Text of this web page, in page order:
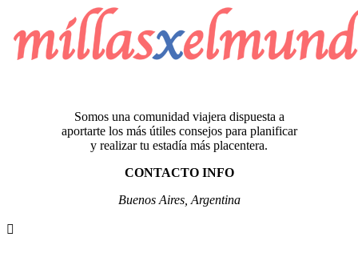
Somos una comunidad viajera dispuesta a
aportarte los más útiles consejos para planificar
y realizar tu estadía más placentera.
CONTACTO INFO
Buenos Aires, Argentina
